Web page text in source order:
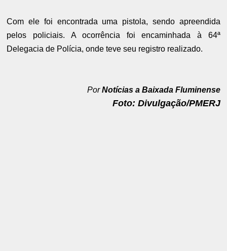
Com ele foi encontrada uma pistola, sendo apreendida
pelos policiais. A ocorrência foi encaminhada à 64ª
Delegacia de Polícia, onde teve seu registro realizado.
PorNotícias a Baixada Fluminense
Foto: Divulgação/PMERJ